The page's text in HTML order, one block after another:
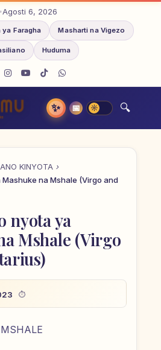
Agosti 6, 2026
ya Faragha Masharti na Vigezo
Huduma
✨ 📅
KINYOTA
na Mshale (Virgo and
nyota ya
Mshale (Virgo